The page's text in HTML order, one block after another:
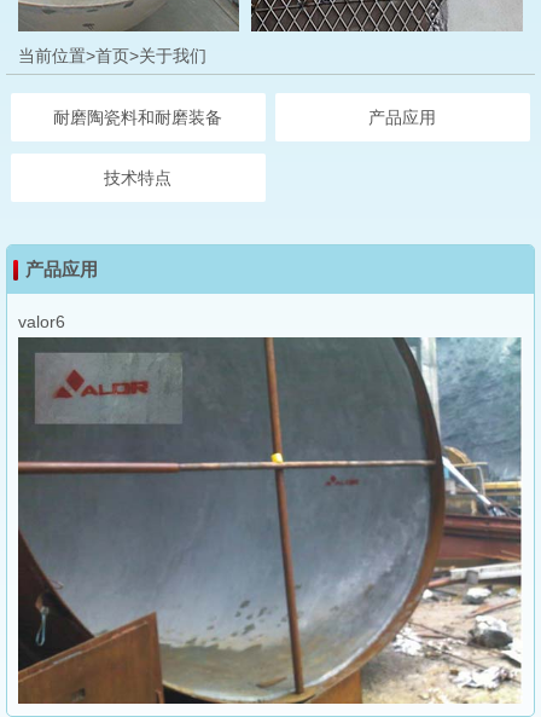
当前位置>首页>关于我们
耐磨陶瓷料和耐磨装备 产品应用
技术特点
产品应用
valor6